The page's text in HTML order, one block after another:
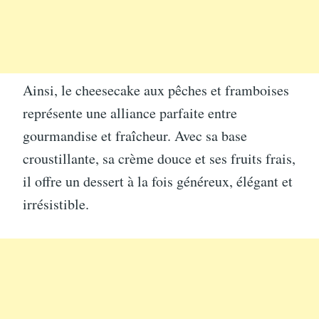
Ainsi, le cheesecake aux pêches et framboises
représente une alliance parfaite entre
gourmandise et fraîcheur. Avec sa base
croustillante, sa crème douce et ses fruits frais,
il offre un dessert à la fois généreux, élégant et
irrésistible.